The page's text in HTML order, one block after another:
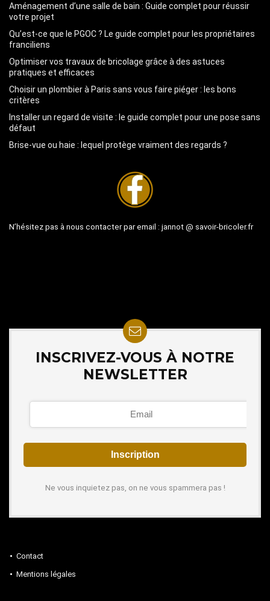
Aménagement d’une salle de bain : Guide complet pour réussir
votre projet
Qu’est-ce que le PGOC ? Le guide complet pour les propriétaires
franciliens
Optimiser vos travaux de bricolage grâce à des astuces
pratiques et efficaces
Choisir un plombier à Paris sans vous faire piéger : les bons
critères
Installer un regard de visite : le guide complet pour une pose sans
défaut
Brise-vue ou haie : lequel protège vraiment des regards ?
N’hésitez pas à nous contacter par email : jannot @ savoir-bricoler.fr
INSCRIVEZ-VOUS À NOTRE
NEWSLETTER
Ne vous inquietez pas, on ne vous spammera pas !
Contact
Mentions légales